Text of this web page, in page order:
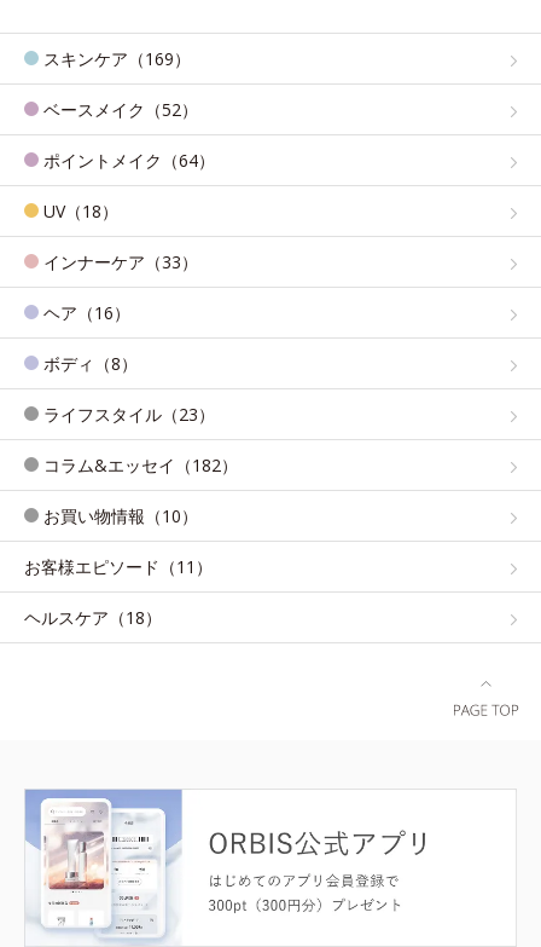
スキンケア（169）
ベースメイク（52）
ポイントメイク（64）
UV（18）
インナーケア（33）
ヘア（16）
ボディ（8）
ライフスタイル（23）
コラム&エッセイ（182）
お買い物情報（10）
お客様エピソード（11）
ヘルスケア（18）